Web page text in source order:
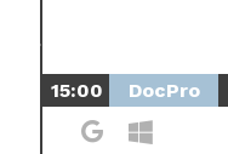
15:00 DocPro